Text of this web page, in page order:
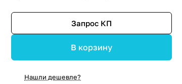
Запрос КП
В корзину
Нашли дешевле?